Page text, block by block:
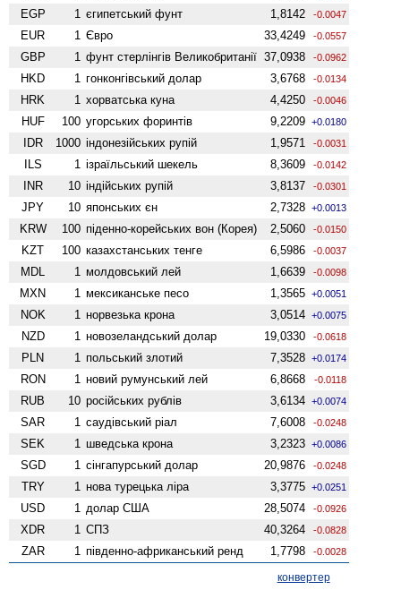
EGP 1 єгипетський фунт 1,8142 -0.0047
EUR 1 Євро 33,4249 -0.0557
GBP 1 фунт стерлінгів Велико­британії 37,0938 -0.0962
HKD 1 гонконгівський долар 3,6768 -0.0134
HRK 1 хорватська куна 4,4250 -0.0046
HUF 100 угорських форинтів 9,2209 +0.0180
IDR 1000 індонезійських рупій 1,9571 -0.0031
ILS 1 ізраїльський шекель 8,3609 -0.0142
INR 10 індійських рупій 3,8137 -0.0301
JPY 10 японських єн 2,7328 +0.0013
KRW 100 піденно-корейських вон (Корея) 2,5060 -0.0150
KZT 100 казахстанських тенге 6,5986 -0.0037
MDL 1 молдовський лей 1,6639 -0.0098
MXN 1 мексиканське песо 1,3565 +0.0051
NOK 1 норвезька крона 3,0514 +0.0075
NZD 1 ново­зеландський долар 19,0330 -0.0618
PLN 1 польський злотий 7,3528 +0.0174
RON 1 новий румунський лей 6,8668 -0.0118
RUB 10 російських рублів 3,6134 +0.0074
SAR 1 саудівський ріал 7,6008 -0.0248
SEK 1 шведська крона 3,2323 +0.0086
SGD 1 сінгапурський долар 20,9876 -0.0248
TRY 1 нова турецька ліра 3,3775 +0.0251
USD 1 долар США 28,5074 -0.0926
XDR 1 СПЗ 40,3264 -0.0828
ZAR 1 південно-африканський ренд 1,7798 -0.0028
конвертер